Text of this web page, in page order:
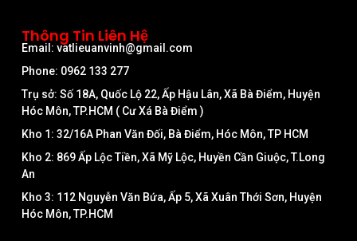
Thông Tin Liên Hệ
Email: vatlieuanvinh@gmail.com
Phone: 0962 133 277
Trụ sở: Số 18A, Quốc Lộ 22, Ấp Hậu Lân, Xã Bà Điểm, Huyện
Hóc Môn, TP.HCM ( Cư Xá Bà Điểm )
Kho 1: 32/16A Phan Văn Đối, Bà Điểm, Hóc Môn, TP HCM
Kho 2: 869 Ấp Lộc Tiền, Xã Mỹ Lộc, Huyền Cần Giuộc, T.Long
An
Kho 3: 112 Nguyễn Văn Bứa, Ấp 5, Xã Xuân Thới Sơn, Huyện
Hóc Môn, TP.HCM